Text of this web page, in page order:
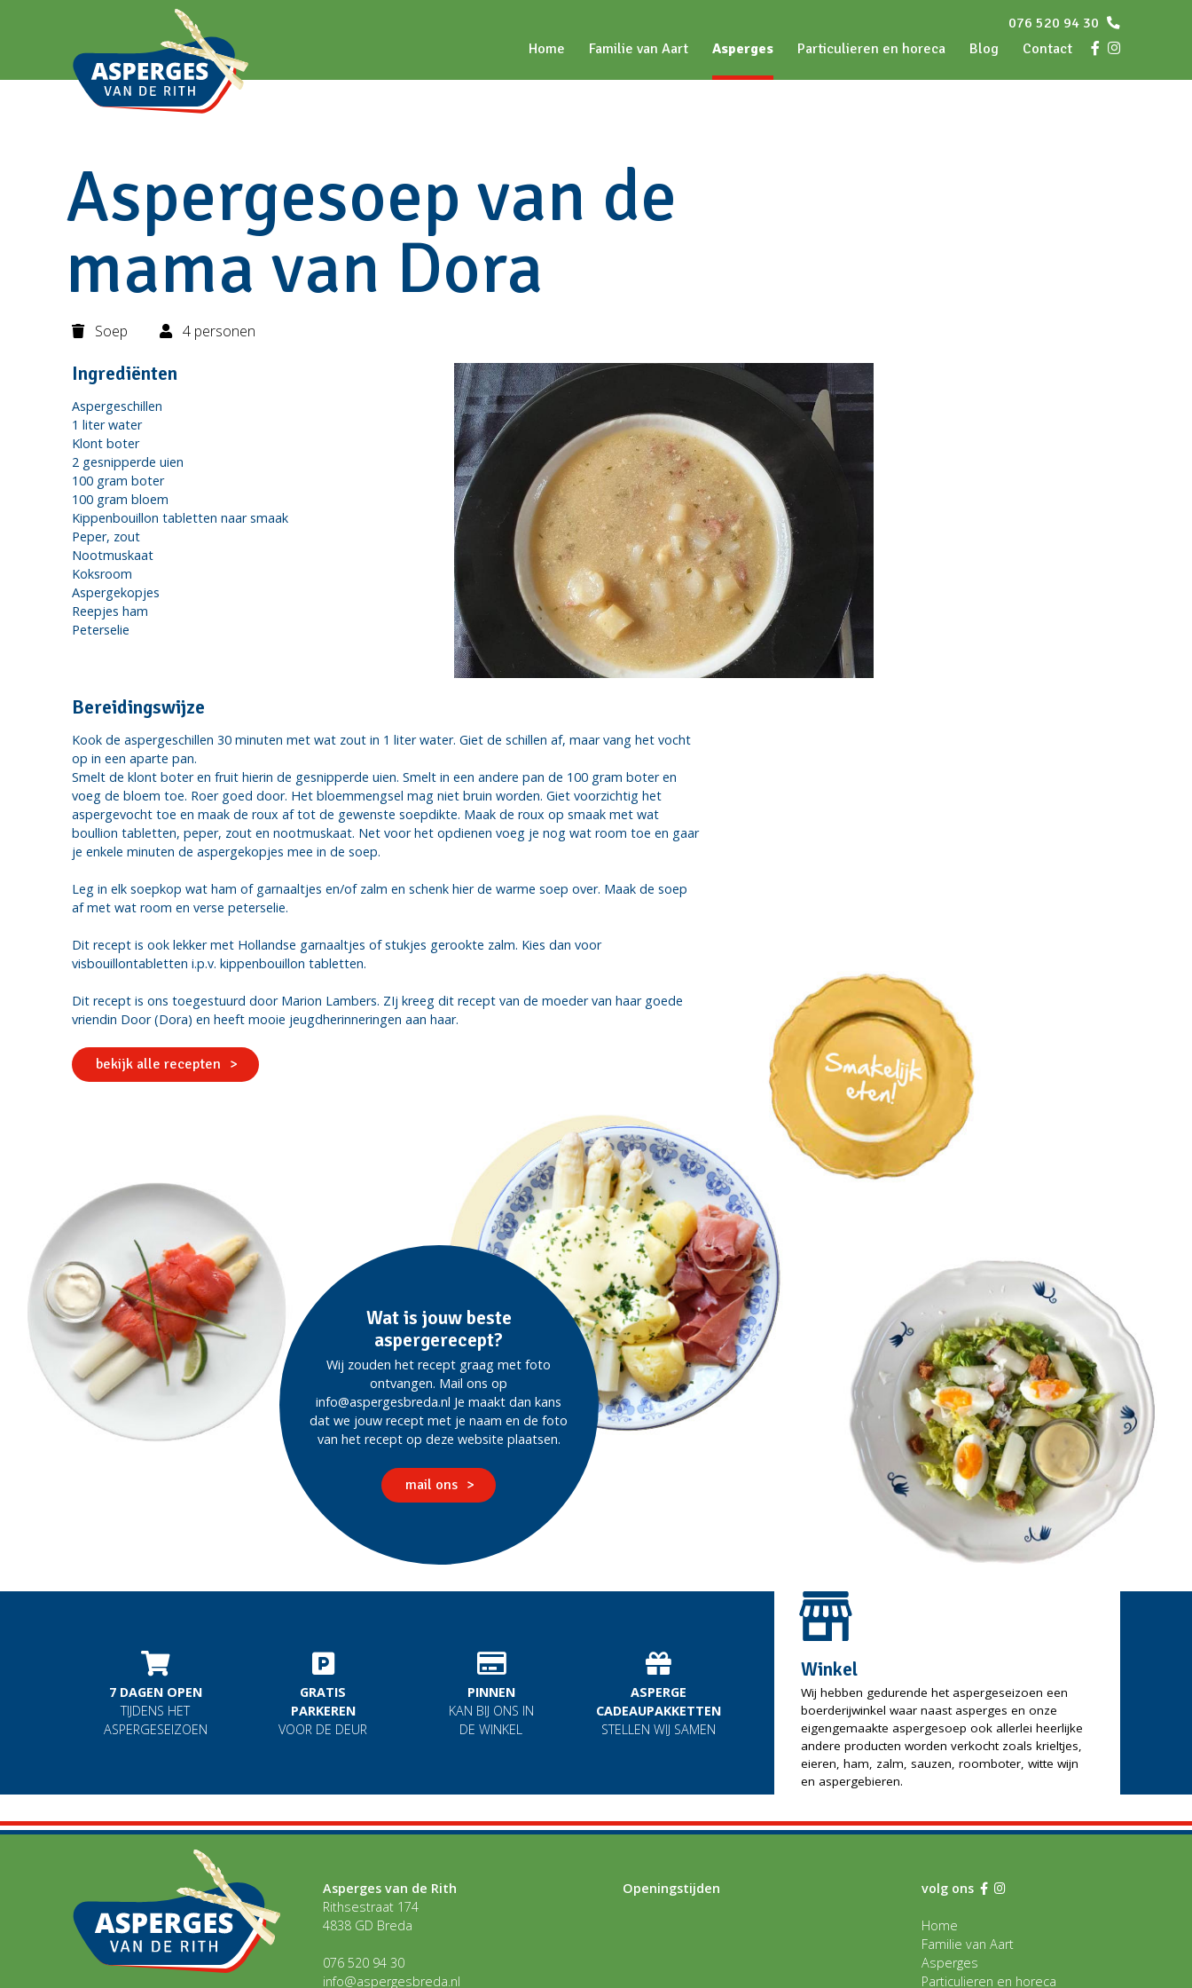
Home Familie van Aart Asperges Particulieren en horeca Blog Contact
076 520 94 30
Aspergesoep van de
mama van Dora
Soep 4 personen
Ingrediënten
Aspergeschillen
1 liter water
Klont boter
2 gesnipperde uien
100 gram boter
100 gram bloem
Kippenbouillon tabletten naar smaak
Peper, zout
Nootmuskaat
Koksroom
Aspergekopjes
Reepjes ham
Peterselie
Bereidingswijze
Kook de aspergeschillen 30 minuten met wat zout in 1 liter water. Giet de schillen af, maar vang het vocht
op in een aparte pan.
Smelt de klont boter en fruit hierin de gesnipperde uien. Smelt in een andere pan de 100 gram boter en
voeg de bloem toe. Roer goed door. Het bloemmengsel mag niet bruin worden. Giet voorzichtig het
aspergevocht toe en maak de roux af tot de gewenste soepdikte. Maak de roux op smaak met wat
boullion tabletten, peper, zout en nootmuskaat. Net voor het opdienen voeg je nog wat room toe en gaar
je enkele minuten de aspergekopjes mee in de soep.
Leg in elk soepkop wat ham of garnaaltjes en/of zalm en schenk hier de warme soep over. Maak de soep
af met wat room en verse peterselie.
Dit recept is ook lekker met Hollandse garnaaltjes of stukjes gerookte zalm. Kies dan voor
visbouillontabletten i.p.v. kippenbouillon tabletten.
Dit recept is ons toegestuurd door Marion Lambers. ZIj kreeg dit recept van de moeder van haar goede
vriendin Door (Dora) en heeft mooie jeugdherinneringen aan haar.
bekijk alle recepten
Wat is jouw beste
aspergerecept?
Wij zouden het recept graag met foto
ontvangen. Mail ons op
info@aspergesbreda.nl Je maakt dan kans
dat we jouw recept met je naam en de foto
van het recept op deze website plaatsen.
mail ons
7 DAGEN OPEN
TIJDENS HET
ASPERGESEIZOEN
GRATIS
PARKEREN
VOOR DE DEUR
PINNEN
KAN BIJ ONS IN
DE WINKEL
ASPERGE
CADEAUPAKKETTEN
STELLEN WIJ SAMEN
Winkel
Wij hebben gedurende het aspergeseizoen een
boerderijwinkel waar naast asperges en onze
eigengemaakte aspergesoep ook allerlei heerlijke
andere producten worden verkocht zoals krieltjes,
eieren, ham, zalm, sauzen, roomboter, witte wijn
en aspergebieren.
Asperges van de Rith
Rithsestraat 174
4838 GD Breda
076 520 94 30
info@aspergesbreda.nl
Openingstijden volg ons
Home
Familie van Aart
Asperges
Particulieren en horeca